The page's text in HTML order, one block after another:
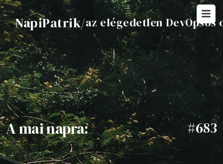
NapiPatrik/az elégedetlen DevOpsos
#683
A mai napra: